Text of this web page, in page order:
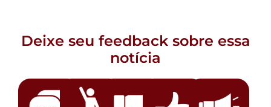
Deixe seu feedback sobre essa
notícia